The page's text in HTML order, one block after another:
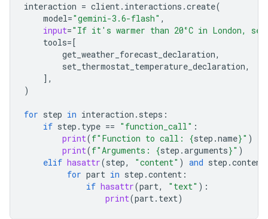
interaction = client. interactions .create(
model="gemini-3.6-flash" ,
input="If it's warmer than 20°C in London,
tools= [
get_weather_forecast_declaration,
set_thermostat_temperature_declaration,
],
)
for step in interaction . steps :
if step . type == "function_call" :
print(f"Function to call: {step .name}" )
print(f"Arguments: {step .arguments}" )
elif hasattr(step, "content" ) and step .content
for part in step .content :
if hasattr(part, "text" ):
print(part. text)